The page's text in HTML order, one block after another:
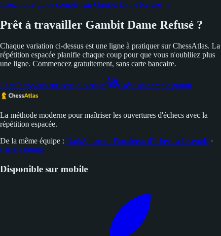
Lisez notre guide complet sur Gambit Dame Refusé →
Prêt à travailler Gambit Dame Refusé ?
Chaque variation ci-dessus est une ligne à pratiquer sur ChessAtlas. La
répétition espacée planifie chaque coup pour que vous n'oubliiez plus
une ligne. Commencez gratuitement, sans carte bancaire.
Entraînez-vous sur cette ouverture Créer un compte gratuit
La méthode moderne pour maîtriser les ouvertures d'échecs avec la
répétition espacée.
De la même équipe : DarkSquares - Entraîneur d'échecs à l'aveugle ·
ChessEndings
Disponible sur mobile